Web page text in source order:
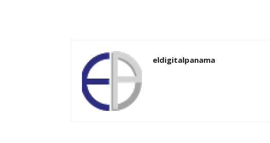
eldigitalpanama